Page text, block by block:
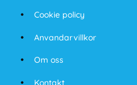
Cookie policy
Anvandarvillkor
Om oss
Kontakt